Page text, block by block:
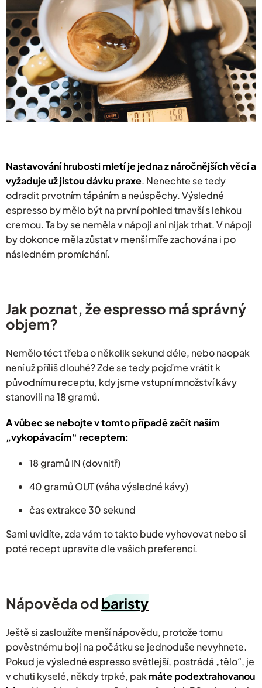
Nastavování hrubosti mletí je jedna z náročnějších věcí a
vyžaduje už jistou dávku praxe. Nenechte se tedy
odradit prvotním tápáním a neúspěchy. Výsledné
espresso by mělo být na první pohled tmavší s lehkou
cremou. Ta by se neměla v nápoji ani nijak trhat. V nápoji
by dokonce měla zůstat v menší míře zachována i po
následném promíchání.
Jak poznat, že espresso má správný
objem?
Nemělo téct třeba o několik sekund déle, nebo naopak
není už příliš dlouhé? Zde se tedy pojďme vrátit k
původnímu receptu, kdy jsme vstupní množství kávy
stanovili na 18 gramů.
A vůbec se nebojte v tomto případě začít naším
„vykopávacím“ receptem:
18 gramů IN (dovnitř)
40 gramů OUT (váha výsledné kávy)
čas extrakce 30 sekund
Sami uvidíte, zda vám to takto bude vyhovovat nebo si
poté recept upravíte dle vašich preferencí.
Nápověda od baristy
Ještě si zasloužíte menší nápovědu, protože tomu
pověstnému boji na počátku se jednoduše nevyhnete.
Pokud je výsledné espresso světlejší, postrádá „tělo“, je
v chuti kyselé, někdy trpké, pakmáte podextrahovanou